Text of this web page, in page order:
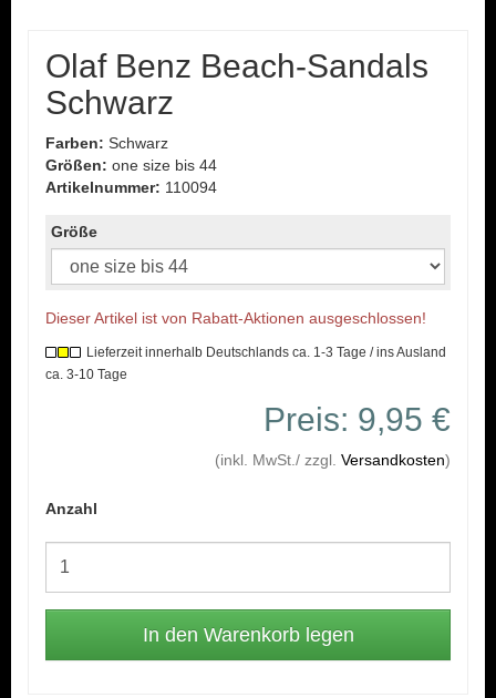
Olaf Benz Beach-Sandals
Schwarz
Farben: Schwarz
Größen: one size bis 44
Artikelnummer: 110094
Größe
Dieser Artikel ist von Rabatt-Aktionen ausgeschlossen!
Lieferzeit innerhalb Deutschlands ca. 1-3 Tage / ins Ausland
ca. 3-10 Tage
Preis: 9,95 €
(inkl. MwSt./ zzgl. Versandkosten)
Anzahl